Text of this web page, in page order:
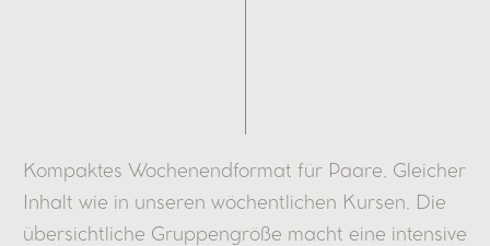
Kompaktes Wochenendformat für Paare. Gleicher
Inhalt wie in unseren wöchentlichen Kursen. Die
übersichtliche Gruppengröße macht eine intensive